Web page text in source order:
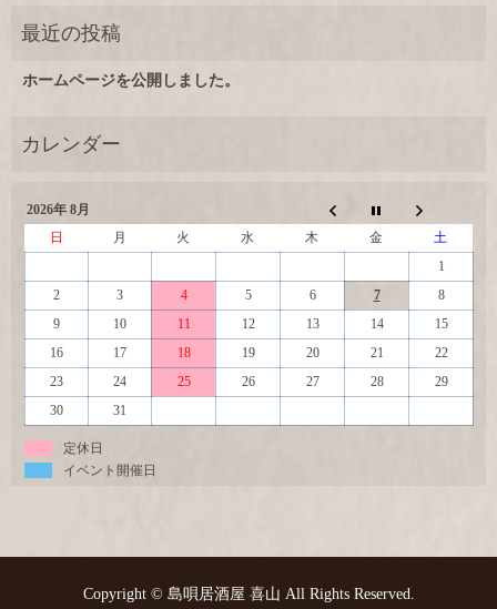
ホームページを公開しました。
2026年 8月
日
月 火 水 木 金
土
1
2
3 4 5 6 7
8
9
10 11 12 13 14
15
16
17 18 19 20 21
22
23
24 25 26 27 28
29
30
31
定休日
イベント開催日
Copyright © 島唄居酒屋 喜山 All Rights Reserved.